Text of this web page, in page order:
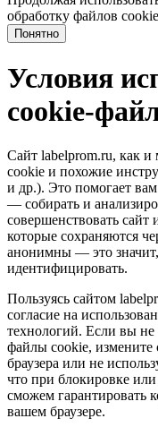
обработку файлов cookie
Понятно
Условия
cookie-
Сайт labelprom.ru, как и
cookie и похожие
и др.). Это помогает
— собирать и
совершенствовать
которые сохраняются
анонимны — это
идентифицировать.
Пользуясь сайтом
согласие на
технологий. Если вы
файлы cookie, измените
браузера или не
что при блокировке
сможем гарантировать
вашем браузере.